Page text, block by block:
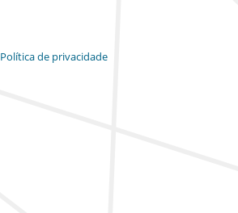
Política de privacidade